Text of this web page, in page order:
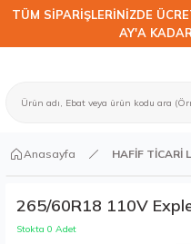
TÜM SİPARİŞLERİNİZDE
AY'A
Anasayfa HAFİF TİCARİ
265/60R18 110V
Stokta 0 Adet